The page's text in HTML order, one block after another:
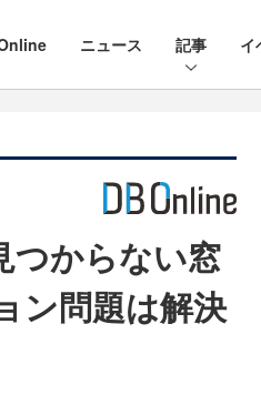
ニュース 記事 イ
つからない窓
ン問題は解決